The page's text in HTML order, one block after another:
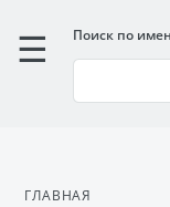
Поиск по
ГЛАВНАЯ